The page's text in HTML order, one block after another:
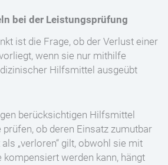
bei der Leistungsprüfung
ist die Frage, ob der Verlust einer
wenn sie nur mithilfe
Hilfsmittel ausgeübt
berücksichtigen Hilfsmittel
ob deren Einsatz zumutbar
„verloren“ gilt, obwohl sie mit
werden kann, hängt